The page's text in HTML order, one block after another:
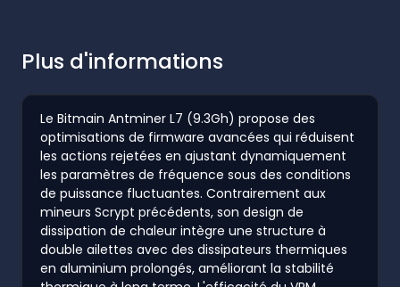
Plus d'informations
Le Bitmain Antminer L7 (9.3Gh) propose des
optimisations de firmware avancées qui réduisent
les actions rejetées en ajustant dynamiquement
les paramètres de fréquence sous des conditions
de puissance fluctuantes. Contrairement aux
mineurs Scrypt précédents, son design de
dissipation de chaleur intègre une structure à
double ailettes avec des dissipateurs thermiques
en aluminium prolongés, améliorant la stabilité